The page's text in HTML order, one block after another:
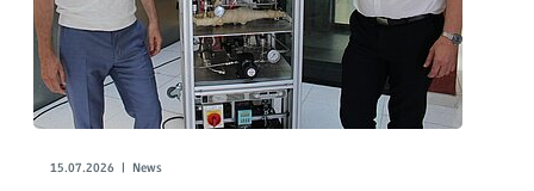
15.07.2026 | News